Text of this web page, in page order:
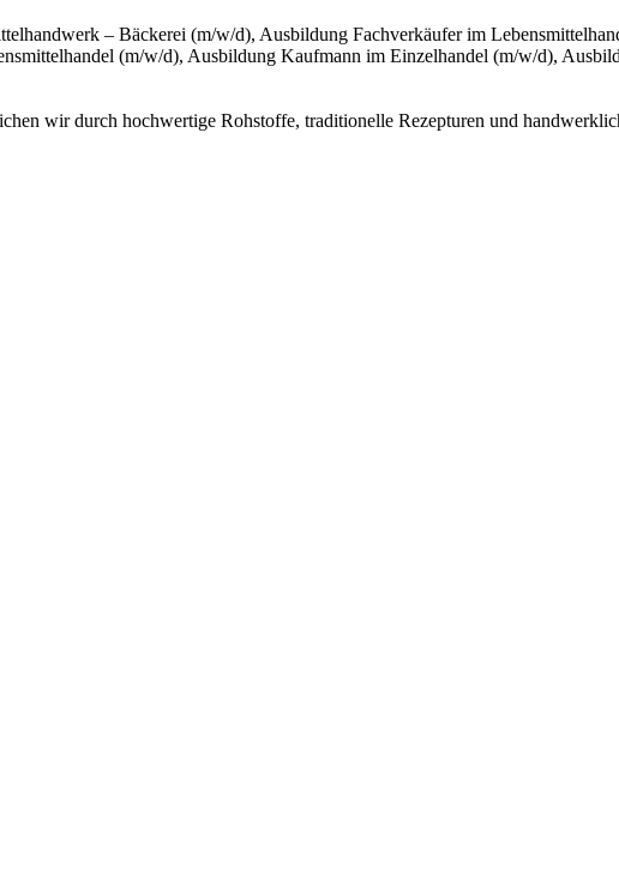
– Bäckerei (m/w/d), Ausbildung Fachverkäufer im
(m/w/d), Ausbildung Kaufmann im Einzelhandel (m/w/d),
wir durch hochwertige Rohstoffe, traditionelle Rezepturen und